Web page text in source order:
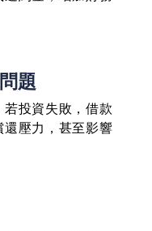
題
投資失敗，借款
壓力，甚至影響